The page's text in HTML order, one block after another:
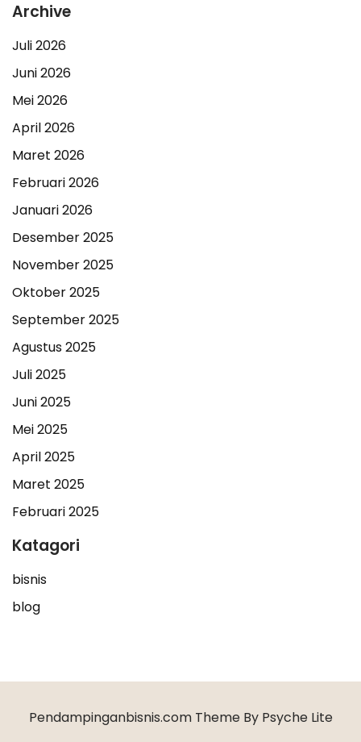
Archive
Juli 2026
Juni 2026
Mei 2026
April 2026
Maret 2026
Februari 2026
Januari 2026
Desember 2025
November 2025
Oktober 2025
September 2025
Agustus 2025
Juli 2025
Juni 2025
Mei 2025
April 2025
Maret 2025
Februari 2025
Katagori
bisnis
blog
Pendampinganbisnis.com Theme By Psyche Lite